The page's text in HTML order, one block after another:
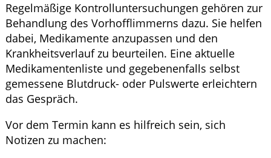
Regelmäßige Kontrolluntersuchungen gehören zur
Behandlung des Vorhofflimmerns dazu. Sie helfen
dabei, Medikamente anzupassen und den
Krankheitsverlauf zu beurteilen. Eine aktuelle
Medikamentenliste und gegebenenfalls selbst
gemessene Blutdruck- oder Pulswerte erleichtern
das Gespräch.
Vor dem Termin kann es hilfreich sein, sich
Notizen zu machen: